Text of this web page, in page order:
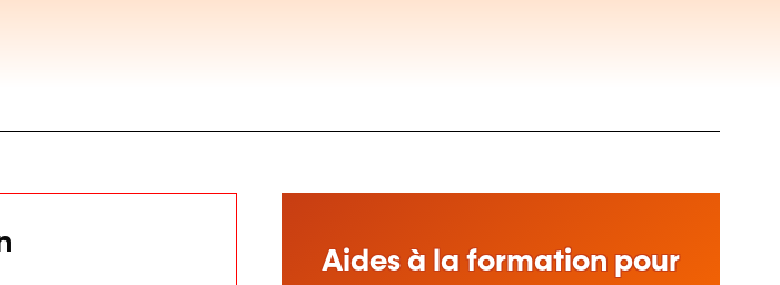
Aides à la formation pour